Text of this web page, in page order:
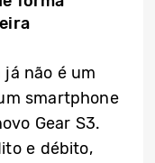
não é um
smartphone
Gear S3.
e débito,